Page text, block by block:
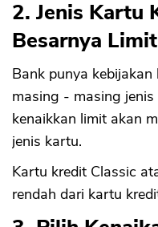
2. Jenis Kartu
Besarnya Limit
Bank punya
masing - masing
kenaikkan limit akan
jenis kartu.
Kartu kredit Classic
rendah dari kartu